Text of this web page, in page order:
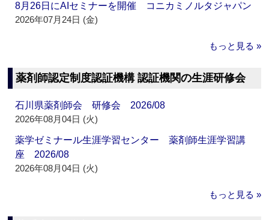
8月26日にAIセミナーを開催 コニカミノルタジャパン
2026年07月24日 (金)
もっと見る »
薬剤師認定制度認証機構 認証機関の生涯研修会
石川県薬剤師会 研修会 2026/08
2026年08月04日 (火)
薬学ゼミナール生涯学習センター 薬剤師生涯学習講
座 2026/08
2026年08月04日 (火)
もっと見る »